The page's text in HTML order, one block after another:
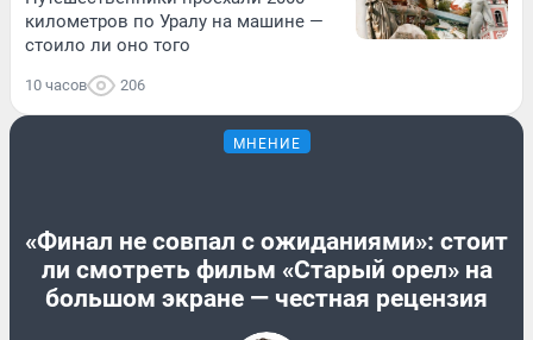
километров по Уралу на машине —
стоило ли оно того
10 часов 206
МНЕНИЕ
«Финал не совпал с ожиданиями»: стоит
ли смотреть фильм «Старый орел» на
большом экране — честная рецензия